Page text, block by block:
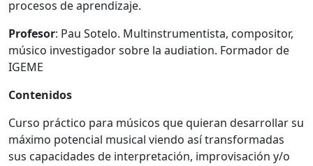
procesos de aprendizaje.
Profesor: Pau Sotelo. Multinstrumentista, compositor,
músico investigador sobre la audiation. Formador de
IGEME
Contenidos
Curso práctico para músicos que quieran desarrollar su
máximo potencial musical viendo así transformadas
sus capacidades de interpretación, improvisación y/o